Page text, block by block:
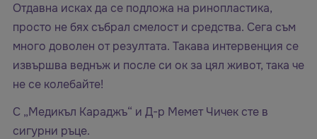
Отдавна исках да се подложа на ринопластика,
просто не бях събрал смелост и средства. Сега съм
много доволен от резултата. Такава интервенция се
извършва веднъж и после си ок за цял живот, така че
не се колебайте!
С „Медикъл Караджъ“ и Д-р Мемет Чичек сте в
сигурни ръце.